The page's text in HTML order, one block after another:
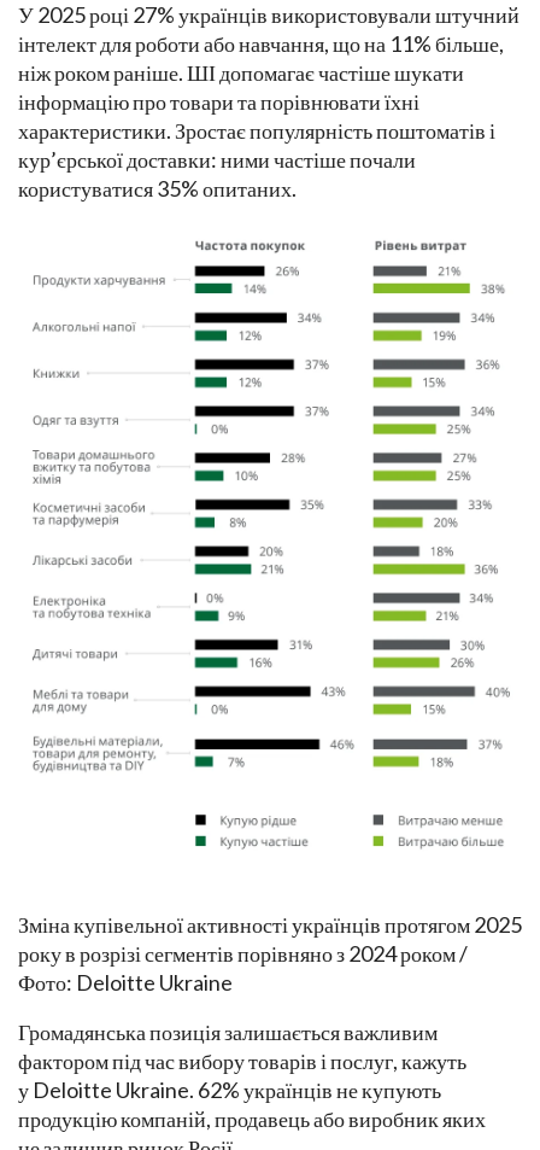
У 2025 році 27% українців використовували штучний
інтелект для роботи або навчання, що на 11% більше,
ніж роком раніше. ШІ допомагає частіше шукати
інформацію про товари та порівнювати їхні
характеристики. Зростає популярність поштоматів і
кур’єрської доставки: ними частіше почали
користуватися 35% опитаних.
Зміна купівельної активності українців протягом 2025
року в розрізі сегментів порівняно з 2024 роком /
Фото: Deloitte Ukraine
Громадянська позиція залишається важливим
фактором під час вибору товарів і послуг, кажуть
у Deloitte Ukraine. 62% українців не купують
продукцію компаній, продавець або виробник яких